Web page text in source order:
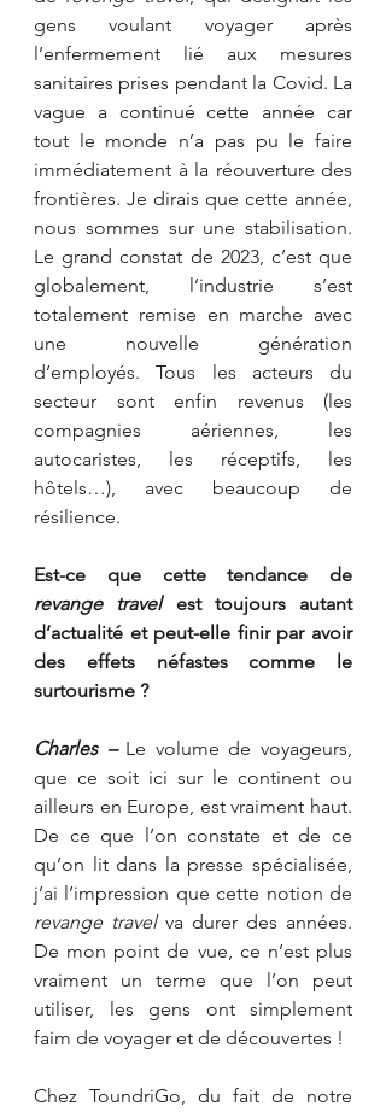
gens voulant voyager après
l’enfermement lié aux mesures
sanitaires prises pendant la Covid. La
vague a continué cette année car
tout le monde n’a pas pu le faire
immédiatement à la réouverture des
frontières. Je dirais que cette année,
nous sommes sur une stabilisation.
Le grand constat de 2023, c’est que
globalement, l’industrie s’est
totalement remise en marche avec
une nouvelle génération
d’employés. Tous les acteurs du
secteur sont enfin revenus (les
compagnies aériennes, les
autocaristes, les réceptifs, les
hôtels…), avec beaucoup de
résilience.
revange travel est toujours autant
d’actualité et peut-elle finir par avoir
des effets néfastes comme le
surtourisme ?
Charles – Le volume de voyageurs,
que ce soit ici sur le continent ou
ailleurs en Europe, est vraiment haut.
De ce que l’on constate et de ce
qu’on lit dans la presse spécialisée,
revange travel va durer des années.
De mon point de vue, ce n’est plus
vraiment un terme que l’on peut
utiliser, les gens ont simplement
faim de voyager et de découvertes !
Chez ToundriGo, du fait de notre